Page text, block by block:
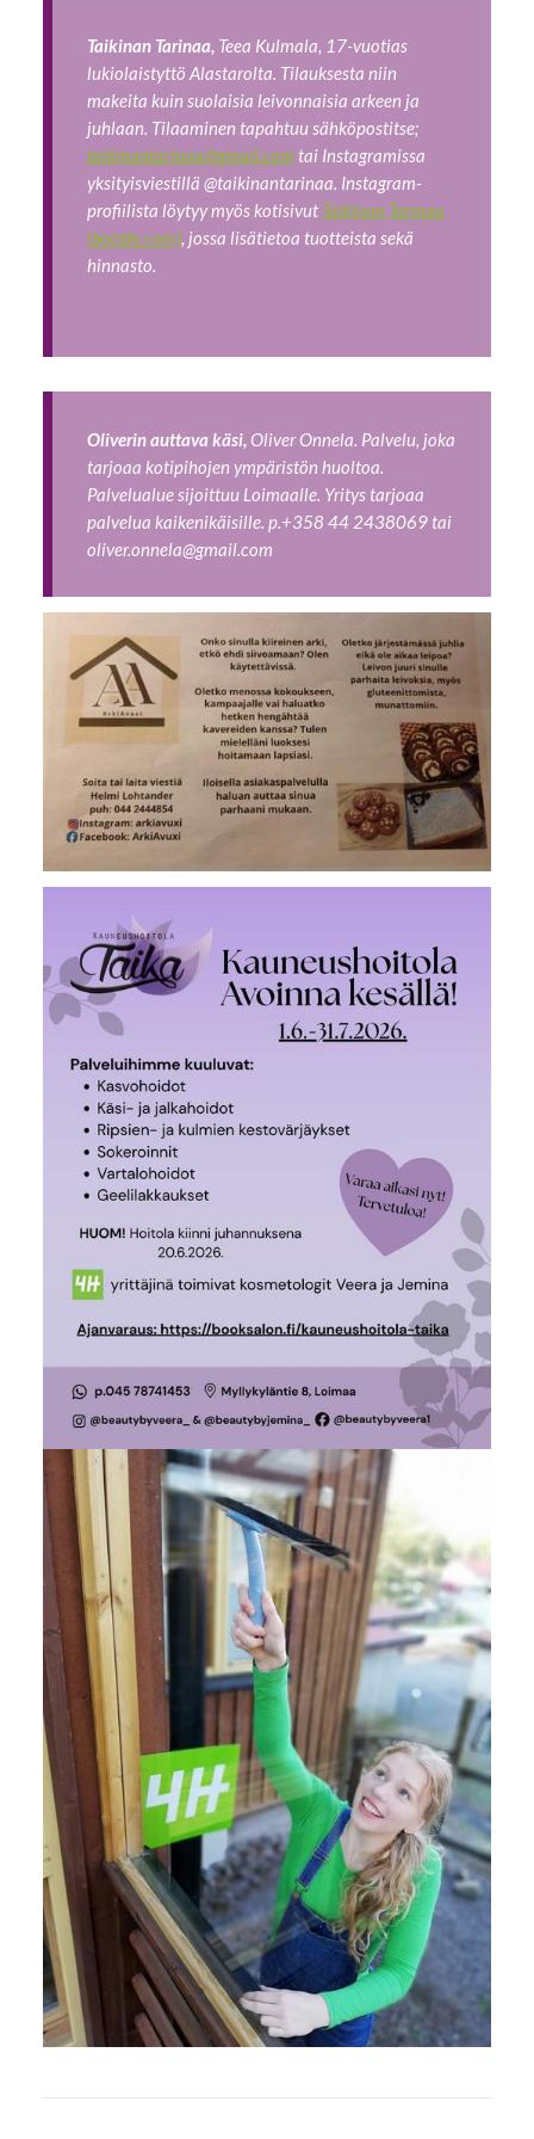
Taikinan Tarinaa, Teea Kulmala, 17-vuotias
lukiolaistyttö Alastarolta. Tilauksesta niin
makeita kuin suolaisia leivonnaisia arkeen ja
juhlaan. Tilaaminen tapahtuu sähköpostitse;
taikinantarinaa@gmail.com tai Instagramissa
yksityisviestillä @taikinantarinaa. Instagram-
profiilista löytyy myös kotisivut Taikinan Tarinaa
(google.com), jossa lisätietoa tuotteista sekä
hinnasto.
Oliverin auttava käsi, Oliver Onnela. Palvelu, joka
tarjoaa kotipihojen ympäristön huoltoa.
Palvelualue sijoittuu Loimaalle. Yritys tarjoaa
palvelua kaikenikäisille. p.+358 44 2438069 tai
oliver.onnela@gmail.com